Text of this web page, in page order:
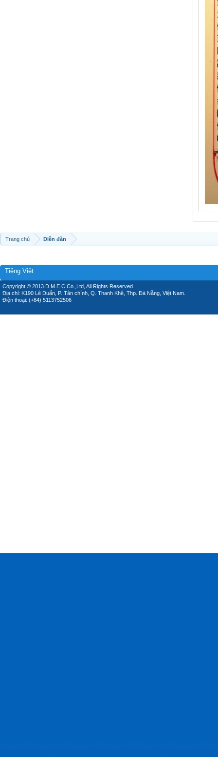
Trang chủ Diễn đàn
Tiếng Việt
Copyright © 2013 D.M.E.C Co.,Ltd, All Rights Reserved.
Địa chỉ: K190 Lê Duẩn, P. Tân chính, Q. Thanh Khê, Thp. Đà Nẵng, Việt Nam.
Điện thoại: (+84) 5113752506